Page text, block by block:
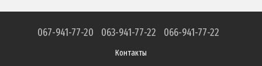
067-941-77-20 063-941-77-22 066-941-77-22
Контакты